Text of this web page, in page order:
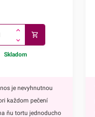
Skladom
je nevyhnutnou
každom pečení
ňu tortu jednoducho